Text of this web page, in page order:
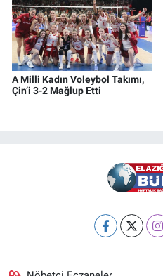
A Milli Kadın Voleybol Takımı,
Çin’i 3-2 Mağlup Etti